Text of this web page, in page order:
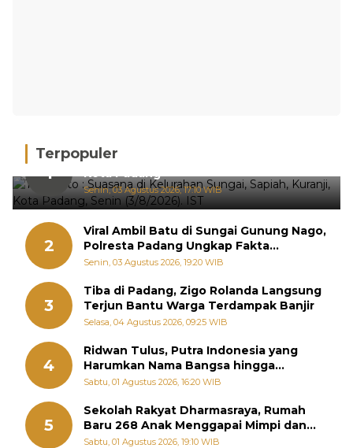
Terpopuler
1
Hujan Deras, 15 Titik Banjir Terdeteksi di
Kota Padang
Senin, 03 Agustus 2026, 17:10 WIB
2
Viral Ambil Batu di Sungai Gunung Nago,
Polresta Padang Ungkap Fakta
Sebenarnya
Senin, 03 Agustus 2026, 19:20 WIB
3
Tiba di Padang, Zigo Rolanda Langsung
Terjun Bantu Warga Terdampak Banjir
Selasa, 04 Agustus 2026, 09:25 WIB
4
Ridwan Tulus, Putra Indonesia yang
Harumkan Nama Bangsa hingga
Diabadikan dalam Buku Jepang
Sabtu, 01 Agustus 2026, 16:20 WIB
5
Sekolah Rakyat Dharmasraya, Rumah
Baru 268 Anak Menggapai Mimpi dan
Memutus Rantai Kemiskinan
Sabtu, 01 Agustus 2026, 19:10 WIB